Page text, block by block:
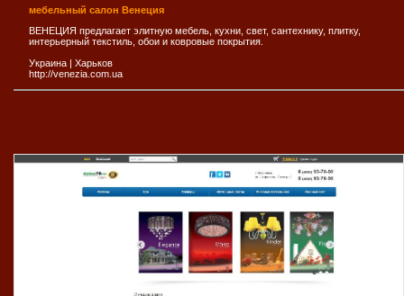
мебельный салон Венеция
ВЕНЕЦИЯ предлагает элитную мебель, кухни, свет, сантехнику, плитку,
интерьерный текстиль, обои и ковровые покрытия.
Украина | Харьков
http://venezia.com.ua